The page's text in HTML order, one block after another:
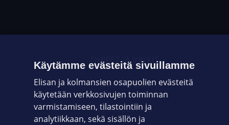
OHJEET JA VINKIT
OMAYHTEISÖ
VIANSELVITYS
Käytämme evästeitä sivuillamme
Elisan ja kolmansien osapuolien evästeitä
käytetään verkkosivujen toiminnan
varmistamiseen, tilastointiin ja
analytiikkaan, sekä sisällön ja